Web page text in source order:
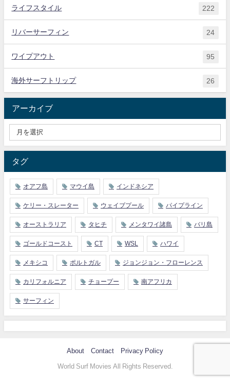
ライフスタイル 222
リバーサーフィン 24
ワイプアウト 95
海外サーフトリップ 26
アーカイブ
タグ
オアフ島 マウイ島 インドネシア
ケリー・スレーター ウェイブプール パイプライン
オーストラリア タヒチ メンタワイ諸島 バリ島
ゴールドコースト CT WSL ハワイ
メキシコ ポルトガル ジョンジョン・フローレンス
カリフォルニア チョープー 南アフリカ
サーフィン
About Contact Privacy Policy
World Surf Movies All Rights Reserved.